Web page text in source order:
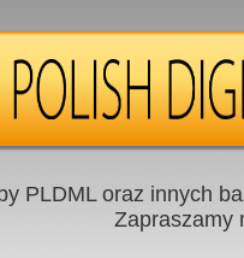
PLDML oraz innych
Zapraszamy